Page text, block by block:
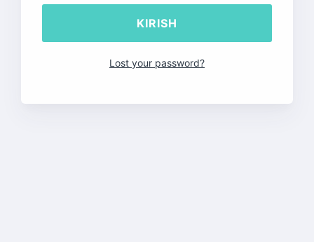
Lost your password?